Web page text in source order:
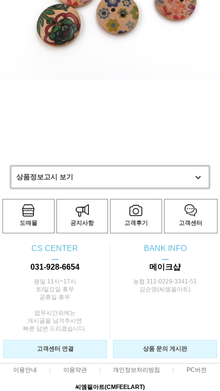
상품정보고시 보기
도매몰 공지사항 고객후기 고객센터
CS CENTER
ㅡ
031-928-6654
평일 11시~17시
토/일요일 휴무
공휴일 휴무
업무시간외에는
게시글을 남겨주시면
빠른 답변 드리겠습니다.
BANK INFO
ㅡ
메이크샵
농협 312-0229-3341-51
김순영(씨엠필아트)
고객센터 연결 상품 문의 게시판
이용안내 이용약관 개인정보처리방침 PC버전
씨엠필아트(CMFEELART)